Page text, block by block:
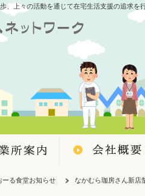
、上々の活動を通じて在宅生活支援の追求を
ーる食堂お知らせ なかむら珈房さん新店